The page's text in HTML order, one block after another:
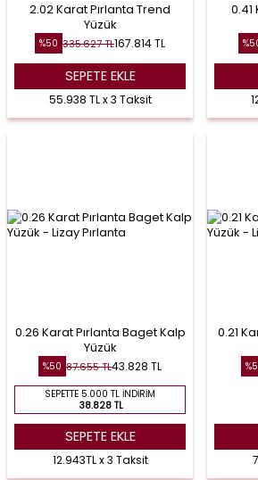
2.02 Karat Pırlanta Trend
Yüzük
%50 335.627TL167.814TL
SEPETE EKLE
55.938 TL x 3 Taksit
0.41
%
0.26 Karat Pırlanta Baget Kalp
Yüzük
%50 87.655TL43.828 TL
SEPETTE 5.000 TL İNDIRIM
38.828 TL
SEPETE EKLE
12.943TL x 3 Taksit
0.21
%